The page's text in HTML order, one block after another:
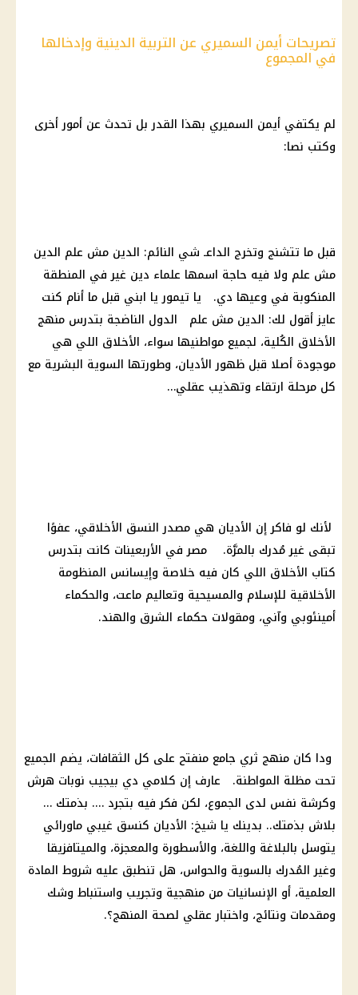
تصريحات أيمن السميري عن التربية الدينية وإدخالها
في المجموع
لم يكتفي أيمن السميري بهذا القدر بل تحدث عن أمور أخرى
وكتب نصا:
قبل ما تتشنج وتخرج الداعـ شي النائم: الدين مش علم الدين
مش علم ولا فيه حاجة اسمها علماء دين غير في المنطقة
المنكوبة في وعيها دي. يا تيمور يا ابني قبل ما أنام كنت
عايز أقول لك: الدين مش علم الدول الناضجة بتدرس منهج
الأخلاق الكُلية، لجميع مواطنيها سواء، الأخلاق اللي هي
موجودة أصلا قبل ظهور الأديان، وطورتها السوية البشرية مع
كل مرحلة ارتقاء وتهذيب عقلي…
لأنك لو فاكر إن الأديان هي مصدر النسق الأخلاقي، عفوًا
تبقى غير مُدرك بالمرَّة. مصر في الأربعينات كانت بتدرس
كتاب الأخلاق اللي كان فيه خلاصة وإيسانس المنظومة
الأخلاقية للإسلام والمسيحية وتعاليم ماعت، والحكماء
أمينئوبي وآني، ومقولات حكماء الشرق والهند.
ودا كان منهج ثري جامع منفتح على كل الثقافات، يضم الجميع
تحت مظلة المواطنة. عارف إن كلامي دي بيجيب نوبات هرش
وكرشة نفس لدى الجموع، لكن فكر فيه بتجرد …. بذمتك …
بلاش بذمتك.. بدينك يا شيخ: الأديان كنسق غيبي ماورائي
يتوسل بالبلاغة واللغة، والأسطورة والمعجزة، والميتافزيقا
وغير المُدرك بالسوية والحواس، هل تنطبق عليه شروط المادة
العلمية، أو الإنسانيات من منهجية وتجريب واستنباط وشك
ومقدمات ونتائج، واختبار عقلي لصحة المنهج؟.